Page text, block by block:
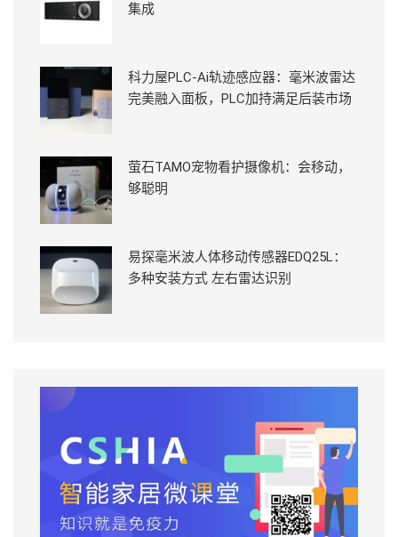
集成
科力屋PLC-Ai轨迹感应器：毫米波雷达
完美融入面板，PLC加持满足后装市场
萤石TAMO宠物看护摄像机：会移动，
够聪明
易探毫米波人体移动传感器EDQ25L：
多种安装方式 左右雷达识别